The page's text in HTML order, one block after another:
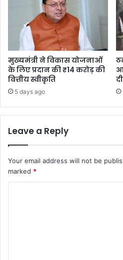
मुख्यमंत्री ने विकास योजनाओं
के लिए प्रदान की ₹14 करोड़ की
वित्तीय स्वीकृति
5 days ago
Leave a Reply
Your email address will not be
marked *